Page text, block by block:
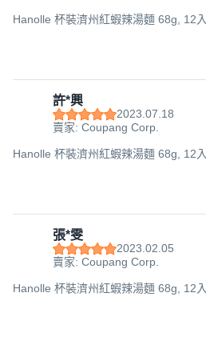
Hanolle 杯裝濟州紅蝦辣湯麵 68g, 12入
許*興
2023.07.18
賣家: Coupang Corp.
Hanolle 杯裝濟州紅蝦辣湯麵 68g, 12入
張*雯
2023.02.05
賣家: Coupang Corp.
Hanolle 杯裝濟州紅蝦辣湯麵 68g, 12入